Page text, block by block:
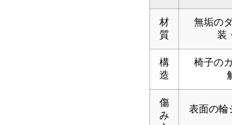
材
質
無垢の
装
構
造
椅子の
傷
み
表面の